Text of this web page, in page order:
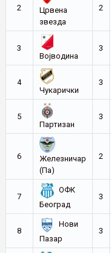
2
Црвена
звезда
2
3
Војводина
3
4
Чукарички
3
5
Партизан
3
6
Железничар
(Па)
2
7
ОФК
Београд
3
8
Нови
Пазар
3